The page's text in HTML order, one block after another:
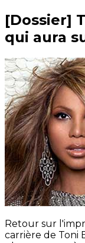
[Dossier]
qui aura
Retour sur
carrière de Toni